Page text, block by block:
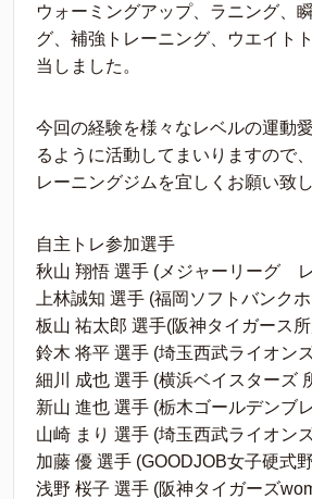
ウォーミングアップ、ラニング、
グ、補強トレーニング、ウエイト
当しました。
今回の経験を様々なレベルの運動
るように活動してまいりますので
レーニングジムを宜しくお願い致し
自主トレ参加選手
秋山 翔悟 選手 (メジャーリーグ
上林誠知 選手 (福岡ソフトバンク
板山 祐太郎 選手(阪神タイガース所
鈴木 将平 選手 (埼玉西武ライオンズ
細川 成也 選手 (横浜ベイスターズ
新山 進也 選手 (栃木ゴールデンブ
山崎 まり 選手 (埼玉西武ライオン
加藤 優 選手 (GOODJOB女子硬式
浅野 桜子 選手 (阪神タイガーズ